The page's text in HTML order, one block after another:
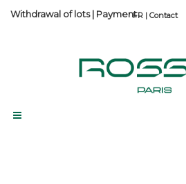
Contact
Withdrawal of lots| Payment